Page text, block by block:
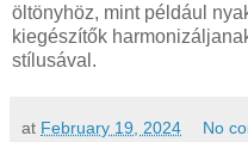
öltönyhöz, mint például
kiegészítők
stílusával.
at February 19, 2024 No